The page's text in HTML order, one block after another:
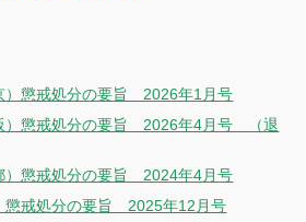
）懲戒処分の要旨 2026年1月号
）懲戒処分の要旨 2026年4月号 （退
）懲戒処分の要旨 2024年4月号
懲戒処分の要旨 2025年12月号